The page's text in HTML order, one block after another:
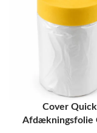
Cover Quick
Afdækningsfolie